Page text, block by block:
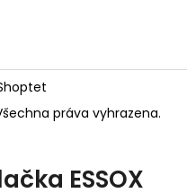
práva vyhrazena.
ESSOX